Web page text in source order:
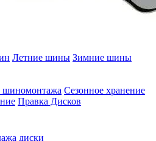
Летние шины Зимние шины
шиномонтажа Сезонное хранение
Правка Дисков
диски